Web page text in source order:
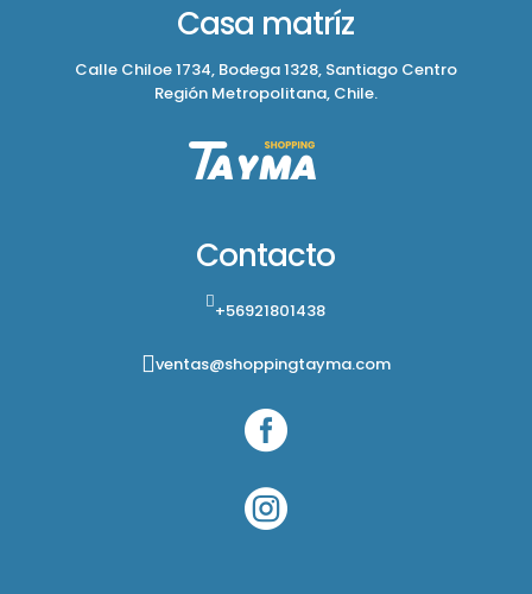
Casa matríz
Calle Chiloe 1734, Bodega 1328, Santiago Centro
Región Metropolitana, Chile.
Contacto
+56921801438
ventas@shoppingtayma.com

